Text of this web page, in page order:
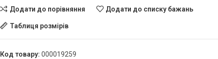
Додати до порівняння Додати до списку бажань
Таблиця розмірів
Код товару: 000019259